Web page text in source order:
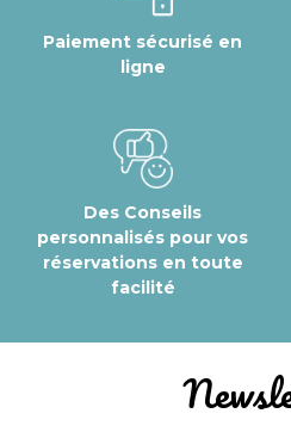
Paiement sécurisé en
ligne
Des Conseils
personnalisés pour vos
réservations en toute
facilité